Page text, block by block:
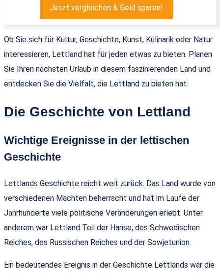
Jetzt vergleichen & Geld sparen!
Ob Sie sich für Kultur, Geschichte, Kunst, Kulinarik oder Natur
interessieren, Lettland hat für jeden etwas zu bieten. Planen
Sie Ihren nächsten Urlaub in diesem faszinierenden Land und
entdecken Sie die Vielfalt, die Lettland zu bieten hat.
Die Geschichte von Lettland
Wichtige Ereignisse in der lettischen
Geschichte
Lettlands Geschichte reicht weit zurück. Das Land wurde von
verschiedenen Mächten beherrscht und hat im Laufe der
Jahrhunderte viele politische Veränderungen erlebt. Unter
anderem war Lettland Teil der Hanse, des Schwedischen
Reiches, des Russischen Reiches und der Sowjetunion.
Ein bedeutendes Ereignis in der Geschichte Lettlands war die